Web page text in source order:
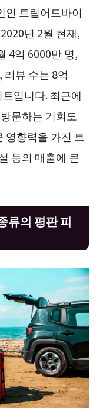
인 트립어드바이
년 2월 현재,
4억 6000만 명,
리뷰 수는 8억
입니다. 최근에
문하는 기회도
영향력을 가진 트
등의 매출에 큰
류의 평판 피